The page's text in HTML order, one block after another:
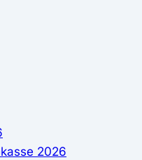
2026